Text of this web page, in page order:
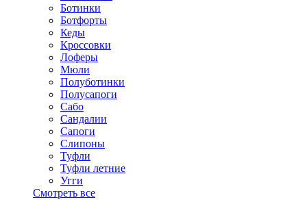
Ботинки
Ботфорты
Кеды
Кроссовки
Лоферы
Мюли
Полуботинки
Полусапоги
Сабо
Сандалии
Сапоги
Слипоны
Туфли
Туфли летние
Угги
Смотреть все